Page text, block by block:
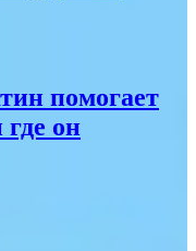
помогает
где он